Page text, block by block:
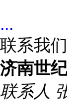
...
联系我们
济南世
联系人